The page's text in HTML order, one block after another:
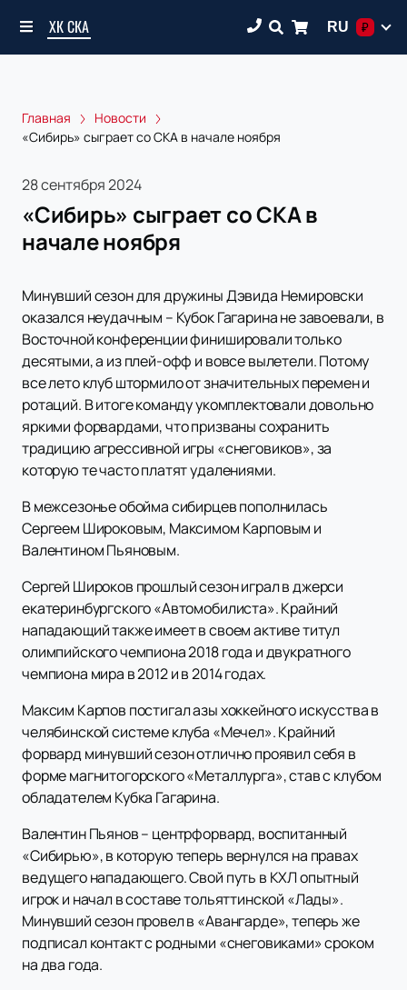
ХК СКА RU ₽
Главная
Новости
«Сибирь» сыграет со СКА в начале ноября
28 сентября 2024
«Сибирь» сыграет со СКА в
начале ноября
Минувший сезон для дружины Дэвида Немировски
оказался неудачным – Кубок Гагарина не завоевали, в
Восточной конференции финишировали только
десятыми, а из плей-офф и вовсе вылетели. Потому
все лето клуб штормило от значительных перемен и
ротаций. В итоге команду укомплектовали довольно
яркими форвардами, что призваны сохранить
традицию агрессивной игры «снеговиков», за
которую те часто платят удалениями.
В межсезонье обойма сибирцев пополнилась
Сергеем Широковым, Максимом Карповым и
Валентином Пьяновым.
Сергей Широков прошлый сезон играл в джерси
екатеринбургского «Автомобилиста». Крайний
нападающий также имеет в своем активе титул
олимпийского чемпиона 2018 года и двукратного
чемпиона мира в 2012 и в 2014 годах.
Максим Карпов постигал азы хоккейного искусства в
челябинской системе клуба «Мечел». Крайний
форвард минувший сезон отлично проявил себя в
форме магнитогорского «Металлурга», став с клубом
обладателем Кубка Гагарина.
Валентин Пьянов – центрфорвард, воспитанный
«Сибирью», в которую теперь вернулся на правах
ведущего нападающего. Свой путь в КХЛ опытный
игрок и начал в составе тольяттинской «Лады».
Минувший сезон провел в «Авангарде», теперь же
подписал контакт с родными «снеговиками» сроком
на два года.